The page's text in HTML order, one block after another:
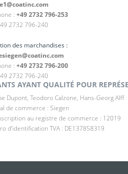
: +49 2732 796-253
2732 796-240
des marchandises :
: +49 2732 796-200
2732 796-240
AYANT QUALITÉ POUR
Dupont, Teodoro Calzone, Hans-Georg Alff
de commerce : Siegen
au registre de commerce : 12019
d’identification TVA : DE137858319